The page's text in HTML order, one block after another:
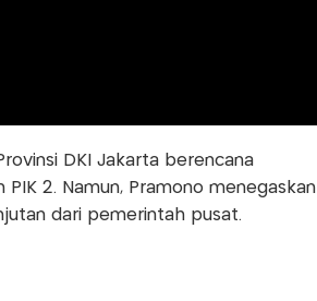
DKI Jakarta berencana
2. Namun, Pramono menegaskan
dari pemerintah pusat.